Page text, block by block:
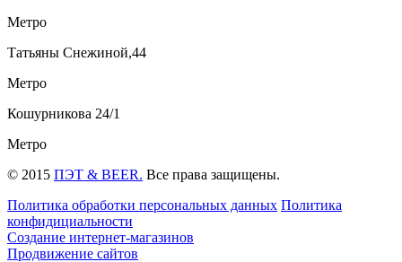
Метро
Татьяны Снежиной,44
Метро
Кошурникова 24/1
Метро
© 2015 ПЭТ & BEER. Все права защищены.
Политика обработки персональных данных Политика
конфидициальности
Создание интернет-магазинов
Продвижение сайтов